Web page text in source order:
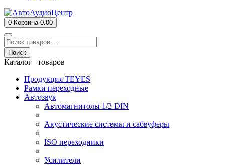
0 Корзина 0.00
Поиск
Каталог товаров
Продукция TEYES
Рамки переходные
Автозвук
Автомагнитолы 1/2 DIN
Акустические системы и сабвуферы
ISO переходники
Усилители